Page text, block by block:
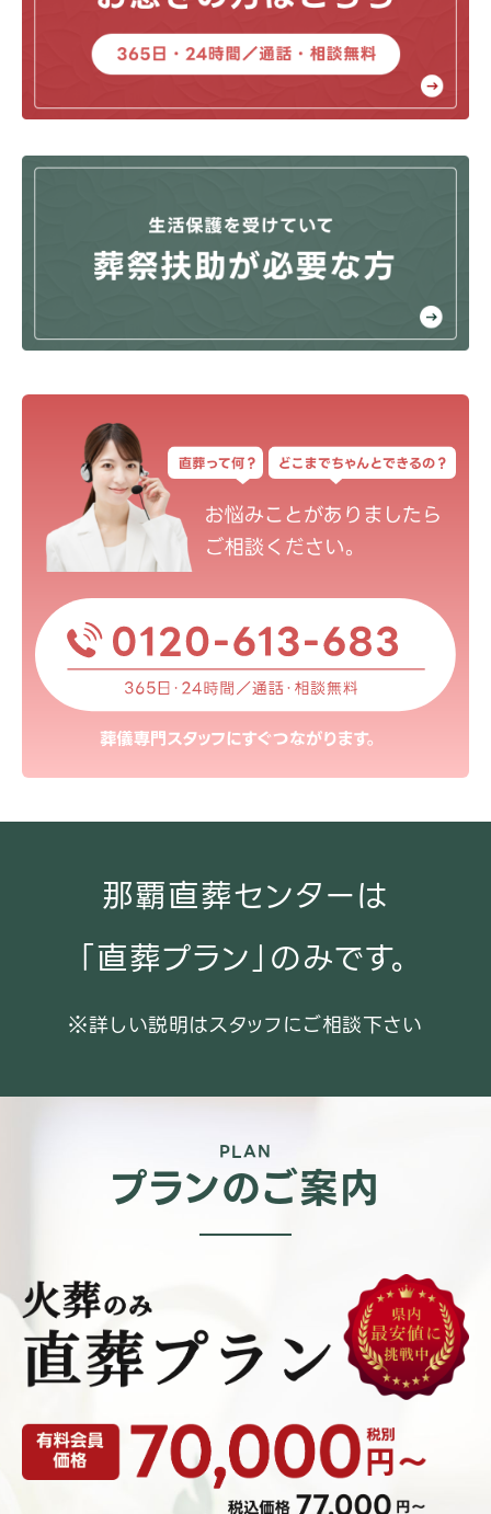
那覇直葬センターは
「直葬プラン」のみです。
※詳しい説明はスタッフにご相談下さい
プランのご案内